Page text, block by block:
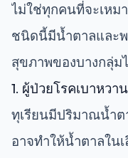
ไม่ใช่ทุกคนที่จะเหม
ชนิดนี้มีน้ำตาลแล
สุขภาพของบางกลุ่ม
1. ผู้ป่วยโรคเบาหวาน
ทุเรียนมีปริมาณน้ำต
อาจทำให้น้ำตาลในเ